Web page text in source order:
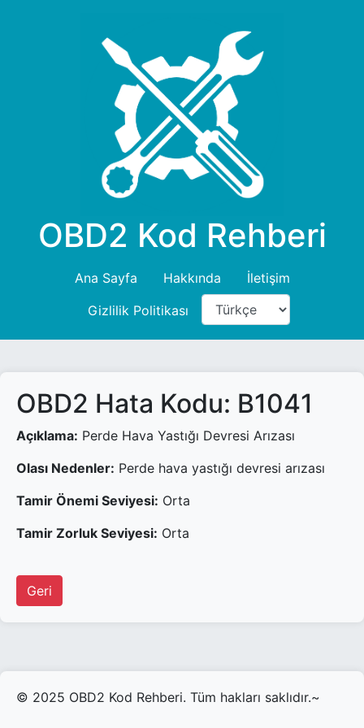
OBD2 Kod Rehberi
Ana Sayfa Hakkında
İletişim
Gizlilik Politikası
OBD2 Hata Kodu: B1041
Açıklama: Perde Hava Yastığı Devresi Arızası
Olası Nedenler: Perde hava yastığı devresi arızası
Tamir Önemi Seviyesi: Orta
Tamir Zorluk Seviyesi: Orta
Geri
© 2025 OBD2 Kod Rehberi. Tüm hakları saklıdır.~